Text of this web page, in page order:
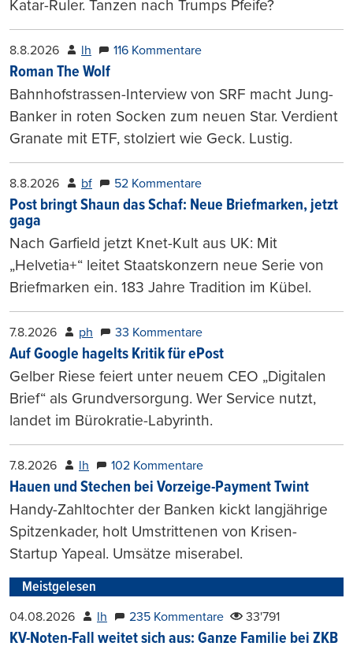
Katar-Ruler. Tanzen nach Trumps Pfeife?
8.8.2026 lh 116 Kommentare
Roman The Wolf
Bahnhofstrassen-Interview von SRF macht Jung-
Banker in roten Socken zum neuen Star. Verdient
Granate mit ETF, stolziert wie Geck. Lustig.
8.8.2026 bf 52 Kommentare
Post bringt Shaun das Schaf: Neue Briefmarken, jetzt
gaga
Nach Garfield jetzt Knet-Kult aus UK: Mit
„Helvetia+“ leitet Staatskonzern neue Serie von
Briefmarken ein. 183 Jahre Tradition im Kübel.
7.8.2026 ph 33 Kommentare
Auf Google hagelts Kritik für ePost
Gelber Riese feiert unter neuem CEO „Digitalen
Brief“ als Grundversorgung. Wer Service nutzt,
landet im Bürokratie-Labyrinth.
7.8.2026 lh 102 Kommentare
Hauen und Stechen bei Vorzeige-Payment Twint
Handy-Zahltochter der Banken kickt langjährige
Spitzenkader, holt Umstrittenen von Krisen-
Startup Yapeal. Umsätze miserabel.
Meistgelesen
04.08.2026 lh 235 Kommentare 33'791
KV-Noten-Fall weitet sich aus: Ganze Familie bei ZKB